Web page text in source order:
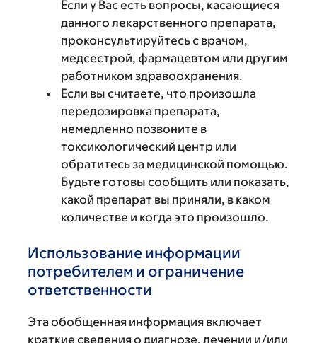
Если у Вас есть вопросы, касающиеся
данного лекарственного препарата,
проконсультируйтесь с врачом,
медсестрой, фармацевтом или другим
работником здравоохранения.
Если вы считаете, что произошла
передозировка препарата,
немедленно позвоните в
токсикологический центр или
обратитесь за медицинской помощью.
Будьте готовы сообщить или показать,
какой препарат вы приняли, в каком
количестве и когда это произошло.
Использование информации
потребителем и ограничение
ответственности
Эта обобщенная информация включает
краткие сведения о диагнозе, лечении и/или